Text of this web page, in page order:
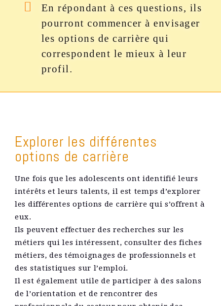
En répondant à ces questions, ils
pourront commencer à envisager
les options de carrière qui
correspondent le mieux à leur
profil.
Explorer les différentes
options de carrière
Une fois que les adolescents ont identifié leurs
intérêts et leurs talents, il est temps d’explorer
les différentes options de carrière qui s’offrent à
eux.
Ils peuvent effectuer des recherches sur les
métiers qui les intéressent, consulter des fiches
métiers, des témoignages de professionnels et
des statistiques sur l’emploi.
Il est également utile de participer à des salons
de l’orientation et de rencontrer des